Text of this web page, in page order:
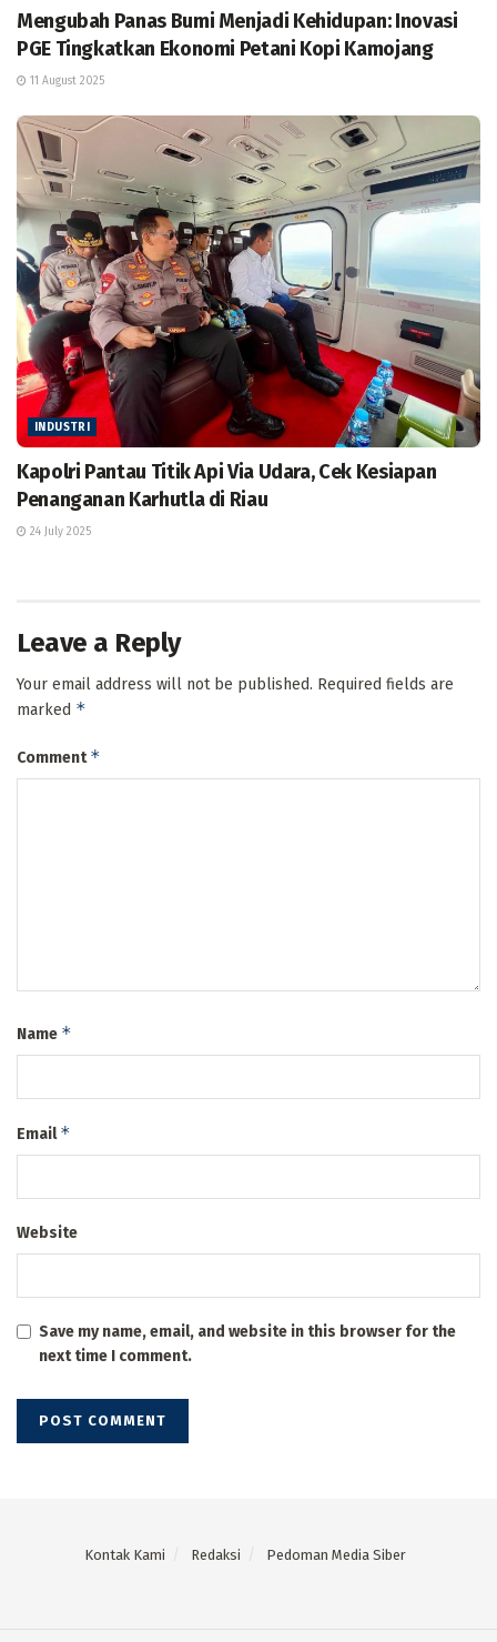
Mengubah Panas Bumi Menjadi Kehidupan: Inovasi
PGE Tingkatkan Ekonomi Petani Kopi Kamojang
11 August 2025
INDUSTRI
Kapolri Pantau Titik Api Via Udara, Cek Kesiapan
Penanganan Karhutla di Riau
24 July 2025
Leave a Reply
Your email address will not be published. Required fields are
marked *
Comment*
Name *
Email*
Website
Save my name, email, and website in this browser for the
next time I comment.
Kontak Kami Redaksi Pedoman Media Siber